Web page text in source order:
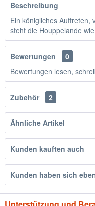
Beschreibung
Ein königliches Auftreten,
steht die Houppelande
Bewertungen
0
Bewertungen lesen,
Zubehör 2
Ähnliche Artikel
Kunden kauften auch
Kunden haben sich